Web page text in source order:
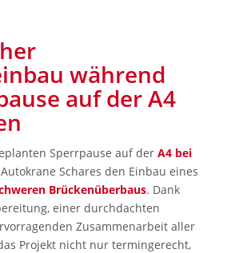
während
auf der A4
Sperrpause auf der A4 bei
Schares den Einbau eines
Brückenüberbaus. Dank
einer durchdachten
Zusammenarbeit aller
Projekt nicht nur termingerecht,